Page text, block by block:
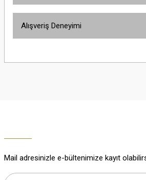
yetersiz gördüğünüz noktaları öneri formunu
Alışveriş Deneyimi
Mail adresinizle e-bültenimize kayıt